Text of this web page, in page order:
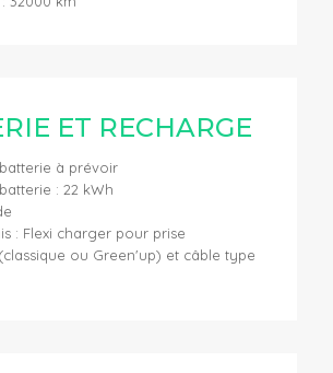
ET RECHARGE
à prévoir
: 22 kWh
: Flexi charger pour prise
ou Green'up) et câble type